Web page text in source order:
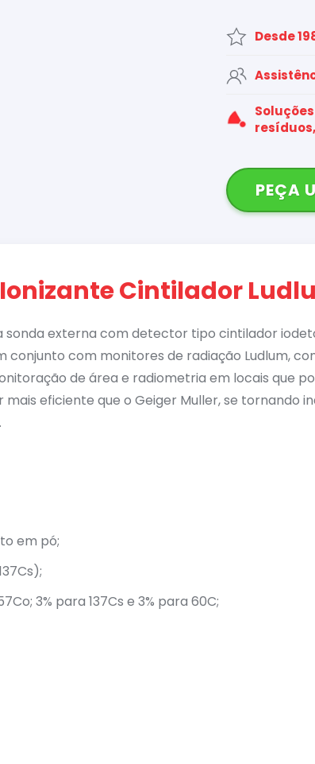
Desde
PEÇA
Cintilador
externa com detector tipo cintilador
conjunto com monitores de radiação Ludlum,
de área e radiometria em locais que
eficiente que o Geiger Muller, se tornando
em pó;
3% para 137Cs e 3% para 60C;